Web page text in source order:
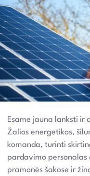
Esame jauna lanksti ir
Žalios energetikos,
komanda, turinti
pardavimo
pramonės šakose ir